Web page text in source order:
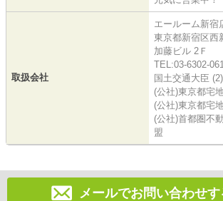
取扱会社
エールーム新宿
東京都新宿区西
加藤ビル 2Ｆ
TEL:03-6302-
国土交通大臣
(公社)東京都宅
(公社)東京都宅
(公社)首都圏不
盟
メールでお問い合わせ